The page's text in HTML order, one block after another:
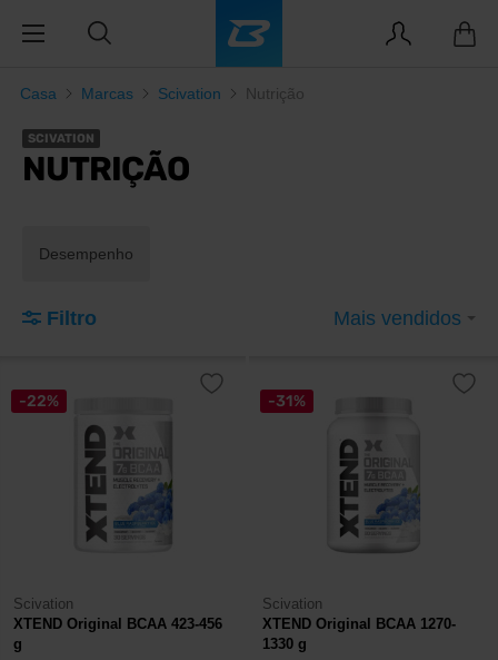
Casa Marcas Scivation Nutrição
SCIVATION
NUTRIÇÃO
Desempenho
Filtro Mais vendidos
-22%
Scivation
XTEND Original BCAA 423-456
g
-31%
Scivation
XTEND Original BCAA 1270-
1330 g